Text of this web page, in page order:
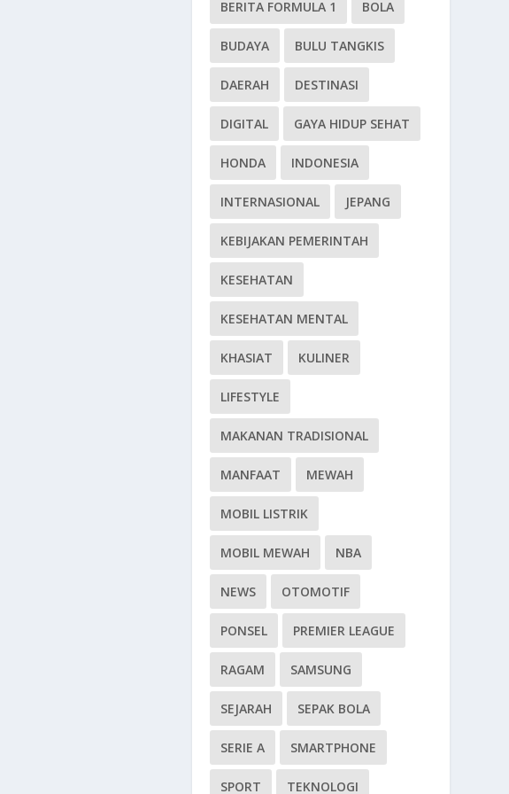
BERITA FORMULA 1 BOLA
BUDAYA BULU TANGKIS
DAERAH DESTINASI
DIGITAL GAYA HIDUP SEHAT
HONDA INDONESIA
INTERNASIONAL JEPANG
KEBIJAKAN PEMERINTAH
KESEHATAN
KESEHATAN MENTAL
KHASIAT KULINER
LIFESTYLE
MAKANAN TRADISIONAL
MANFAAT MEWAH
MOBIL LISTRIK
MOBIL MEWAH NBA
NEWS OTOMOTIF
PONSEL PREMIER LEAGUE
RAGAM SAMSUNG
SEJARAH SEPAK BOLA
SERIE A SMARTPHONE
SPORT TEKNOLOGI